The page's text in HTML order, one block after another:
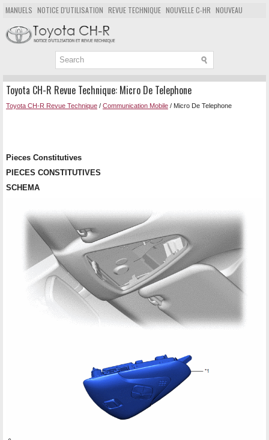
MANUELS NOTICE D'UTILISATION REVUE TECHNIQUE NOUVELLE C-HR NOUVEAU
POPULAIRE
PLAN DU SITE CHERCHER
Toyota CH-R Revue Technique: Micro De Telephone
Toyota CH-R Revue Technique / Communication Mobile / Micro De Telephone
Pieces Constitutives
PIECES CONSTITUTIVES
SCHEMA